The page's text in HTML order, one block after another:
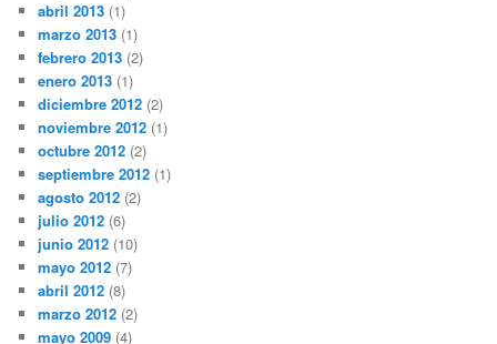
abril 2013 (1)
marzo 2013 (1)
febrero 2013 (2)
enero 2013 (1)
diciembre 2012 (2)
noviembre 2012 (1)
octubre 2012 (2)
septiembre 2012 (1)
agosto 2012 (2)
julio 2012 (6)
junio 2012 (10)
mayo 2012 (7)
abril 2012 (8)
marzo 2012 (2)
mayo 2009 (4)